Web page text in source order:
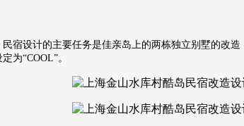
宿设计的主要任务是佳亲岛上的两栋独立别墅的改
为“COOL”。